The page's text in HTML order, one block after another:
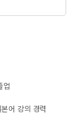
제되는 상황 및 다
회분 제공합니다.
되어 있습니다.
이널 테스트의 정
니다.
업
어 강의 경력